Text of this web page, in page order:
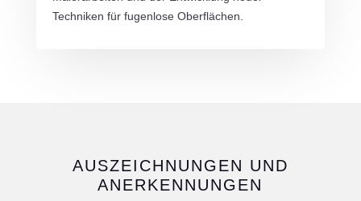
Techniken für fugenlose Oberflächen.
AUSZEICHNUNGEN UND
ANERKENNUNGEN